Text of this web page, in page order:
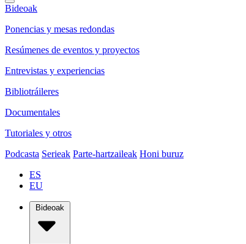
Bideoak
Ponencias y mesas redondas
Resúmenes de eventos y proyectos
Entrevistas y experiencias
Bibliotráileres
Documentales
Tutoriales y otros
Podcasta Serieak Parte-hartzaileak Honi buruz
ES
EU
Bideoak